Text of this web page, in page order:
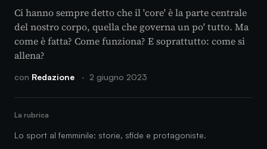
Ci hanno sempre detto che il 'core' è la parte centrale
del nostro corpo, quella che governa un po' tutto. Ma
come è fatta? Come funziona? E soprattutto: come si
allena?
con Redazione · 2 giugno 2023
La rubrica
Lo sport al femminile: storie, sfide e protagoniste.